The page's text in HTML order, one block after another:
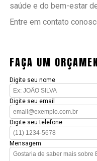
saúde e do bem-estar
Entre em contato
FAÇA UM
Digite seu nome
Digite seu email
Digite seu telefone
Mensagem